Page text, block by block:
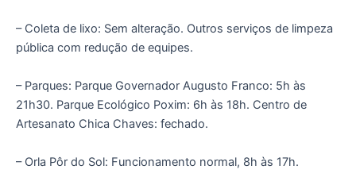
– Coleta de lixo: Sem alteração. Outros serviços de limpeza
pública com redução de equipes.
– Parques: Parque Governador Augusto Franco: 5h às
21h30. Parque Ecológico Poxim: 6h às 18h. Centro de
Artesanato Chica Chaves: fechado.
– Orla Pôr do Sol: Funcionamento normal, 8h às 17h.